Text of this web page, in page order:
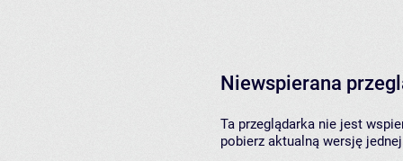
Niewspierana
Ta przeglądarka nie jest
pobierz aktualną wersję